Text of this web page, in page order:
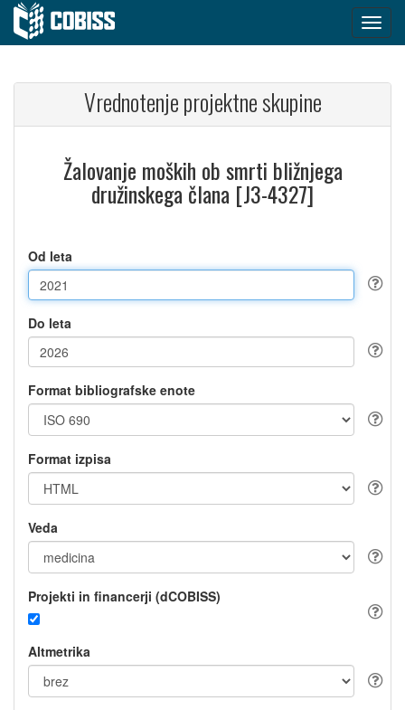
Vrednotenje projektne skupine
Žalovanje moških ob smrti bližnjega
družinskega člana [J3-4327]
Od leta
Do leta
Format bibliografske enote
Format izpisa
Veda
Projekti in financerji (dCOBISS)
Altmetrika